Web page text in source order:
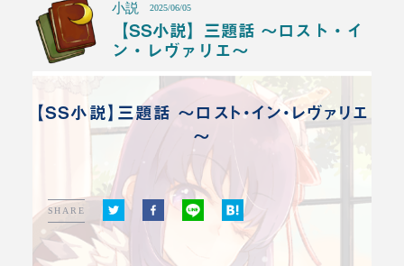
小説 2025/06/05
【SS小説】三題話 ～ロスト・イ
ン・レヴァリエ～
【SS小説】三題話 ～ロスト・イン・レヴァリエ
～
SHARE